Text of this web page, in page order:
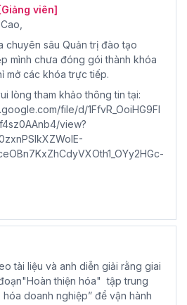
[Giảng viên]
chuyên sâu Quản trị đào tạo
mình chưa đóng gói thành khóa
mở các khóa trực tiếp.
lòng tham khảo thông tin tại:
file/d/1FfvR_OoiHG9Fl
view?
tài liệu và anh diễn giải rằng giai
thiện hóa" tập trung
doanh nghiệp” để vận hành